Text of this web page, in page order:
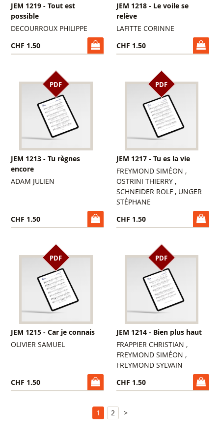
JEM 1219 - Tout est
possible
DECOURROUX PHILIPPE
CHF 1.50
JEM 1218 - Le voile se
relève
LAFITTE CORINNE
CHF 1.50
PDF
JEM 1213 - Tu règnes
encore
ADAM JULIEN
CHF 1.50
PDF
JEM 1217 - Tu es la vie
FREYMOND SIMÉON ,
OSTRINI THIERRY ,
SCHNEIDER ROLF , UNGER
STÉPHANE
CHF 1.50
PDF
JEM 1215 - Car je connais
OLIVIER SAMUEL
CHF 1.50
PDF
JEM 1214 - Bien plus haut
FRAPPIER CHRISTIAN ,
FREYMOND SIMÉON ,
FREYMOND SYLVAIN
CHF 1.50
1 2 >